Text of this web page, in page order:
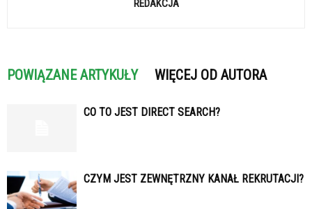
REDAKCJA
POWIĄZANE ARTYKUŁY WIĘCEJ OD AUTORA
CO TO JEST DIRECT SEARCH?
CZYM JEST ZEWNĘTRZNY KANAŁ REKRUTACJI?